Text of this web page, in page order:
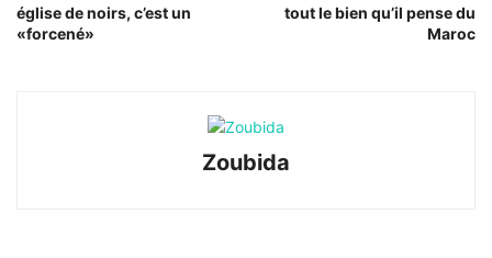
église de noirs, c’est un
«forcené»
tout le bien qu’il pense du
Maroc
Zoubida